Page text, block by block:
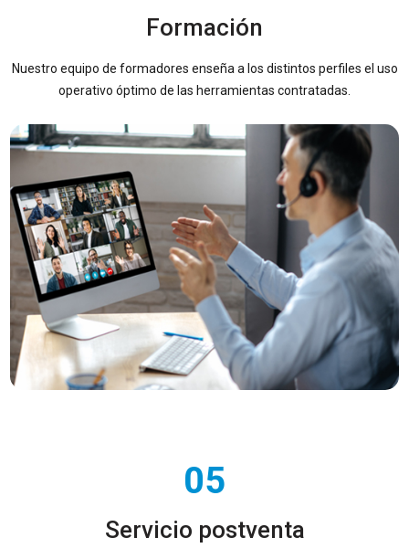
Formación
Nuestro equipo de formadores enseña a los distintos perfiles el uso
operativo óptimo de las herramientas contratadas.
05
Servicio postventa